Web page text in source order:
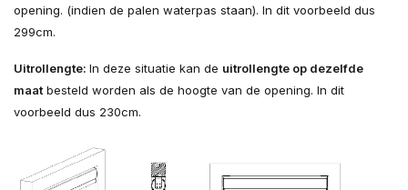
opening. (indien de palen waterpas staan). In dit voorbeeld dus
299cm.
Uitrollengte: In deze situatie kan de uitrollengte op dezelfde
maatbesteld worden als de hoogte van de opening. In dit
voorbeeld dus 230cm.